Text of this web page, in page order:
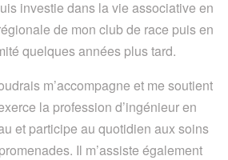
investie dans la vie associative en
de mon club de race puis en
quelques années plus tard.
m’accompagne et me soutient
la profession d’ingénieur en
et participe au quotidien aux soins
Il m’assiste également